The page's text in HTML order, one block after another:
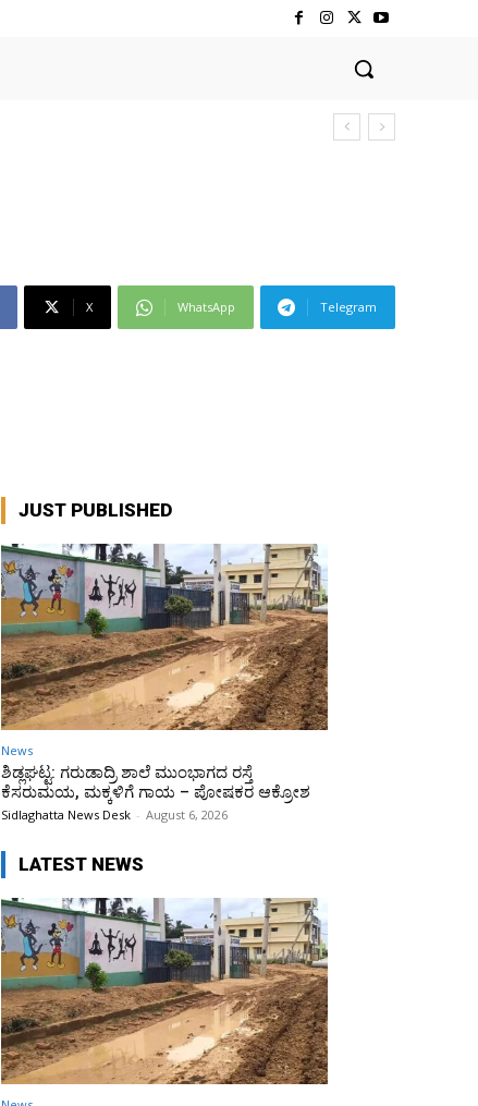
X WhatsApp Telegram
JUST PUBLISHED
News
ಶಿಡ್ಲಘಟ್ಟ: ಗರುಡಾದ್ರಿ ಶಾಲೆ ಮುಂಭಾಗದ ರಸ್ತೆ
ಕೆಸರುಮಯ, ಮಕ್ಕಳಿಗೆ ಗಾಯ – ಪೋಷಕರ ಆಕ್ರೋಶ
Sidlaghatta News Desk - August 6, 2026
LATEST NEWS